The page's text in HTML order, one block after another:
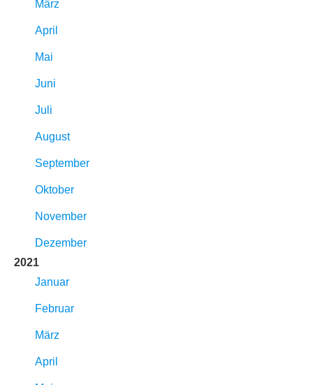
März
April
Mai
Juni
Juli
August
September
Oktober
November
Dezember
2021
Januar
Februar
März
April